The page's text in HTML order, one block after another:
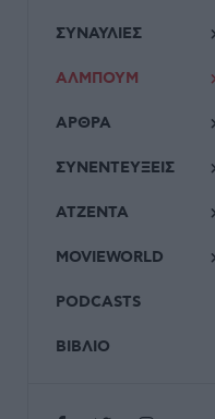
ΣΥΝΑΥΛΙΕΣ
ΑΛΜΠΟΥΜ
ΑΡΘΡΑ
ΣΥΝΕΝΤΕΥΞΕΙΣ
ΑΤΖΕΝΤΑ
MOVIEWORLD
PODCASTS
ΒΙΒΛΙΟ